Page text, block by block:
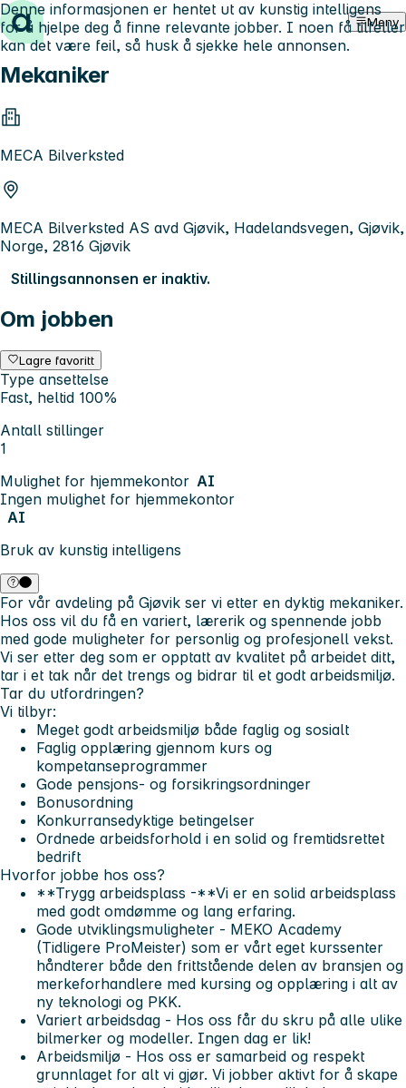
Hopp til innhold Meny
Mekaniker
MECA Bilverksted
MECA Bilverksted AS avd Gjøvik, Hadelandsvegen, Gjøvik,
Norge, 2816 Gjøvik
Stillingsannonsen er inaktiv.
Om jobben
Lagre favoritt
Type ansettelse
Fast, heltid 100%
Antall stillinger
1
Mulighet for hjemmekontor AI
Ingen mulighet for hjemmekontor
AI
Bruk av kunstig intelligens
Denne informasjonen er hentet ut av kunstig intelligens
for å hjelpe deg å finne relevante jobber. I noen få tilfeller
kan det være feil, så husk å sjekke hele annonsen.
For vår avdeling på Gjøvik ser vi etter en dyktig mekaniker.
Hos oss vil du få en variert, lærerik og spennende jobb
med gode muligheter for personlig og profesjonell vekst.
Vi ser etter deg som er opptatt av kvalitet på arbeidet ditt,
tar i et tak når det trengs og bidrar til et godt arbeidsmiljø.
Tar du utfordringen?
Vi tilbyr:
Meget godt arbeidsmiljø både faglig og sosialt
Faglig opplæring gjennom kurs og
kompetanseprogrammer
Gode pensjons- og forsikringsordninger
Bonusordning
Konkurransedyktige betingelser
Ordnede arbeidsforhold i en solid og fremtidsrettet
bedrift
Hvorfor jobbe hos oss?
**Trygg arbeidsplass -**Vi er en solid arbeidsplass
med godt omdømme og lang erfaring.
Gode utviklingsmuligheter - MEKO Academy
(Tidligere ProMeister) som er vårt eget kurssenter
håndterer både den frittstående delen av bransjen og
merkeforhandlere med kursing og opplæring i alt av
ny teknologi og PKK.
Variert arbeidsdag - Hos oss får du skru på alle ulike
bilmerker og modeller. Ingen dag er lik!
Arbeidsmiljø - Hos oss er samarbeid og respekt
grunnlaget for alt vi gjør. Vi jobber aktivt for å skape